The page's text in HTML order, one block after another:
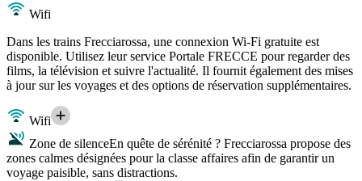
Wifi
Dans les trains Frecciarossa, une connexion Wi-Fi gratuite est
disponible. Utilisez leur service Portale FRECCE pour regarder des
films, la télévision et suivre l'actualité. Il fournit également des mises
à jour sur les voyages et des options de réservation supplémentaires.
Wifi
Zone de silenceEn quête de sérénité ? Frecciarossa propose des
zones calmes désignées pour la classe affaires afin de garantir un
voyage paisible, sans distractions.